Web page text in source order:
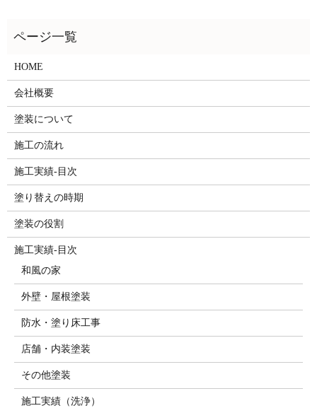
HOME
会社概要
塗装について
施工の流れ
施工実績-目次
塗り替えの時期
塗装の役割
施工実績-目次
和風の家
外壁・屋根塗装
防水・塗り床工事
店舗・内装塗装
その他塗装
施工実績（洗浄）